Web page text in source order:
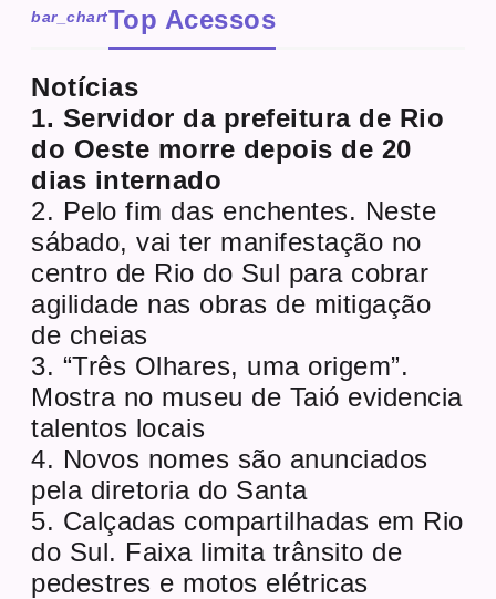
bar_chartTop Acessos
Notícias
1. Servidor da prefeitura de Rio
do Oeste morre depois de 20
dias internado
2. Pelo fim das enchentes. Neste
sábado, vai ter manifestação no
centro de Rio do Sul para cobrar
agilidade nas obras de mitigação
de cheias
3. “Três Olhares, uma origem”.
Mostra no museu de Taió evidencia
talentos locais
4. Novos nomes são anunciados
pela diretoria do Santa
5. Calçadas compartilhadas em Rio
do Sul. Faixa limita trânsito de
pedestres e motos elétricas